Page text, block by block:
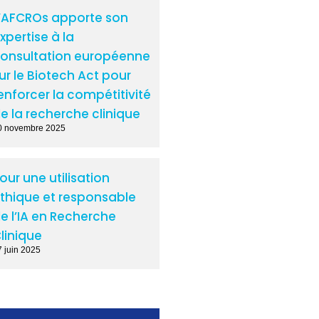
apporte son
à la
européenne
le Biotech Act pour
la compétitivité
la recherche clinique
novembre 2025
une utilisation
et responsable
l’IA en Recherche
juin 2025